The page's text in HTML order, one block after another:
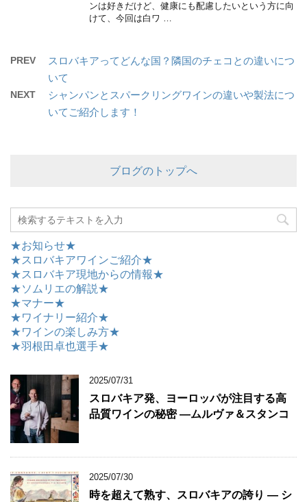
ンは好きだけど、健康にも配慮したいという方に向
けて、今回は白ワ …
PREV
スロバキアってどんな国？隣国のチェコとの違いにつ
いて
NEXT
シャンパンとスパークリングワインの違いや製法につ
いてご紹介します！
ブログのトップへ
★お知らせ★
★スロバキアワインご紹介★
★スロバキア現地からの情報★
★ソムリエの解説★
★マナー★
★ワイナリー紹介★
★ワインの楽しみ方★
★羽根田卓也選手★
2025/07/31
スロバキア発、ヨーロッパが注目する高
品質ワインの秘密 ―ムルヴァ＆スタンコ
2025/07/30
時を超えて熟す、スロバキアの誇り ― シ